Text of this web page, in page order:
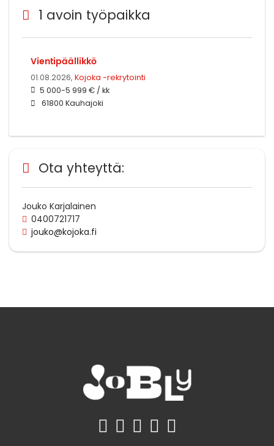
1 avoin työpaikka
Vientipäällikkö
01.08.2026, Kojoka -rekrytointi
5 000-5 999 € / kk
61800 Kauhajoki
Ota yhteyttä:
Jouko Karjalainen
0400721717
jouko@kojoka.fi